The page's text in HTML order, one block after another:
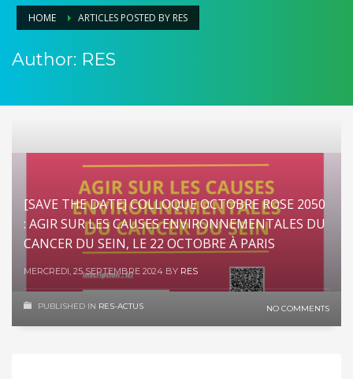
HOME ARTICLES POSTED BY RES
Author: RES
[SAVE THE DATE] COLLOQUE OCTOBRE ROSE 2050
: AGIR SUR LES CAUSES ENVIRONNEMENTALES DU
CANCER DU SEIN, LE 22 OCTOBRE À PARIS
MERCREDI, 25 SEPTEMBRE 2024 BY RES
PUBLISHED IN RES-ACTUS NO COMMENTS